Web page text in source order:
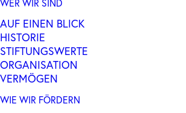
WER WIR SIND
AUF EINEN BLICK
HISTORIE
STIFTUNGSWERTE
ORGANISATION
VERMÖGEN
WIE WIR FÖRDERN